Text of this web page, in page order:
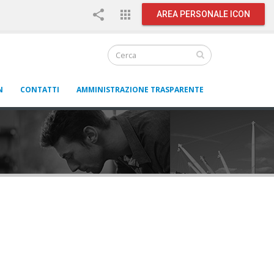
share apps AREA PERSONALE ICON
CONTATTI AMMINISTRAZIONE TRASPARENTE